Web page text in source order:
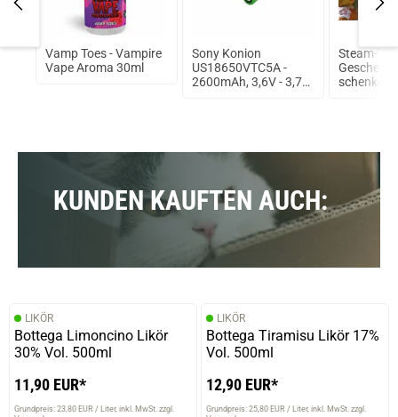
Vamp Toes - Vampire
Vape Aroma 30ml
Sony Konion
US18650VTC5A -
2600mAh, 3,6V - 3,7V
Steam-
schenken
KUNDEN KAUFTEN AUCH:
LIKÖR
Bottega Limoncino Likör
30% Vol. 500ml
11,90 EUR*
Grundpreis: 23,80 EUR / Liter inkl. MwSt. zzgl.
LIKÖR
Bottega Tiramisu Likör 17%
Vol. 500ml
12,90 EUR*
Grundpreis: 25,80 EUR / Liter inkl. MwSt. zzgl.